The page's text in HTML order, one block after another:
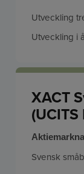
Utveckling
Utveckling i
XACT
(UCITS
Svensk